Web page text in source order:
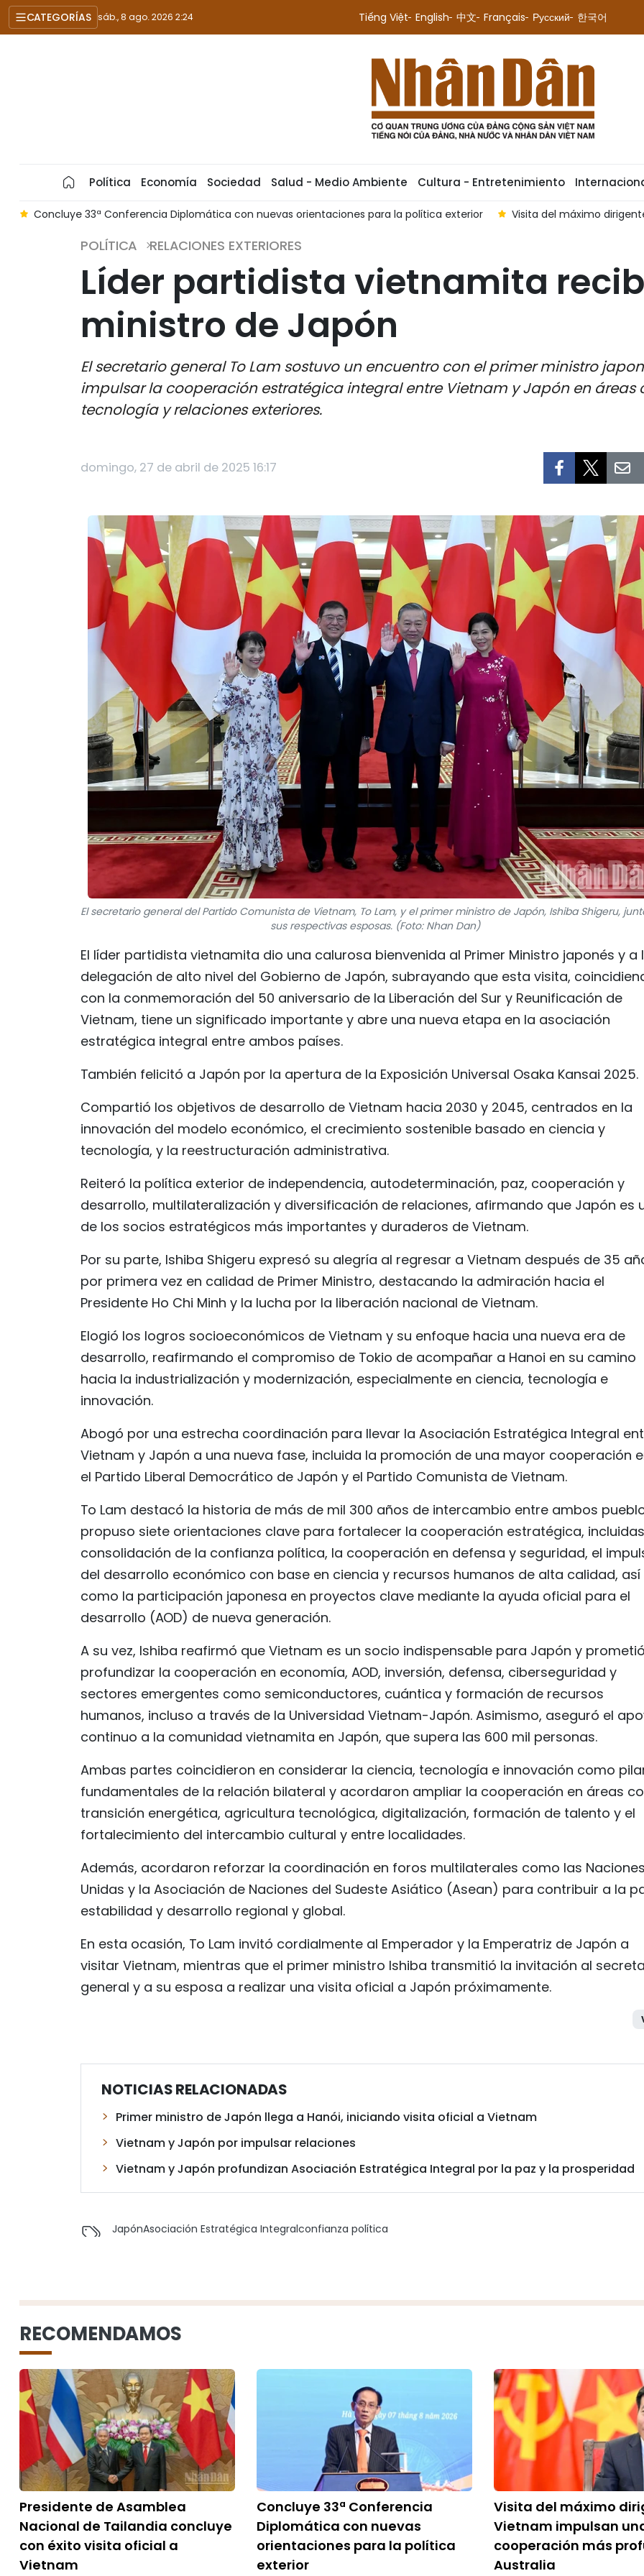
CATEGORÍAS sáb., 8 ago. 2026 2:24 Tiếng Việt English 中文 Français Русский 한국어
Política Economía Sociedad Salud - Medio Ambiente Cultura - Entretenimiento
nuevas orientaciones para la política exterior Visita del máximo dirigente de Vietnam impulsan una cooperación más
POLÍTICA RELACIONES EXTERIORES
Líder partidista vietnamita
ministro de Japón
El secretario general To Lam sostuvo un encuentro con el primer ministro
impulsar la cooperación estratégica integral entre Vietnam y Japón en
tecnología y relaciones exteriores.
domingo, 27 de abril de 2025 16:17
El secretario general del Partido Comunista de Vietnam, To Lam, y el primer ministro de Japón, Ishiba Shigeru,
sus respectivas esposas. (Foto: Nhan Dan)
El líder partidista vietnamita dio una calurosa bienvenida al Primer Ministro japonés y a
delegación de alto nivel del Gobierno de Japón, subrayando que esta visita,
con la conmemoración del 50 aniversario de la Liberación del Sur y Reunificación de
Vietnam, tiene un significado importante y abre una nueva etapa en la asociación
estratégica integral entre ambos países.
También felicitó a Japón por la apertura de la Exposición Universal Osaka Kansai 2025.
Compartió los objetivos de desarrollo de Vietnam hacia 2030 y 2045, centrados en la
innovación del modelo económico, el crecimiento sostenible basado en ciencia y
tecnología, y la reestructuración administrativa.
Reiteró la política exterior de independencia, autodeterminación, paz, cooperación y
desarrollo, multilateralización y diversificación de relaciones, afirmando que Japón es
de los socios estratégicos más importantes y duraderos de Vietnam.
Por su parte, Ishiba Shigeru expresó su alegría al regresar a Vietnam después de 35
por primera vez en calidad de Primer Ministro, destacando la admiración hacia el
Presidente Ho Chi Minh y la lucha por la liberación nacional de Vietnam.
Elogió los logros socioeconómicos de Vietnam y su enfoque hacia una nueva era de
desarrollo, reafirmando el compromiso de Tokio de acompañar a Hanoi en su camino
hacia la industrialización y modernización, especialmente en ciencia, tecnología e
innovación.
Abogó por una estrecha coordinación para llevar la Asociación Estratégica Integral
Vietnam y Japón a una nueva fase, incluida la promoción de una mayor cooperación
el Partido Liberal Democrático de Japón y el Partido Comunista de Vietnam.
To Lam destacó la historia de más de mil 300 años de intercambio entre ambos
propuso siete orientaciones clave para fortalecer la cooperación estratégica,
consolidación de la confianza política, la cooperación en defensa y seguridad, el
del desarrollo económico con base en ciencia y recursos humanos de alta calidad, así
como la participación japonesa en proyectos clave mediante la ayuda oficial para el
desarrollo (AOD) de nueva generación.
A su vez, Ishiba reafirmó que Vietnam es un socio indispensable para Japón y prometió
profundizar la cooperación en economía, AOD, inversión, defensa, ciberseguridad y
sectores emergentes como semiconductores, cuántica y formación de recursos
humanos, incluso a través de la Universidad Vietnam-Japón. Asimismo, aseguró el
continuo a la comunidad vietnamita en Japón, que supera las 600 mil personas.
Ambas partes coincidieron en considerar la ciencia, tecnología e innovación como
fundamentales de la relación bilateral y acordaron ampliar la cooperación en áreas
transición energética, agricultura tecnológica, digitalización, formación de talento y el
fortalecimiento del intercambio cultural y entre localidades.
Además, acordaron reforzar la coordinación en foros multilaterales como las Naciones
Unidas y la Asociación de Naciones del Sudeste Asiático (Asean) para contribuir a la
estabilidad y desarrollo regional y global.
En esta ocasión, To Lam invitó cordialmente al Emperador y la Emperatriz de Japón a
visitar Vietnam, mientras que el primer ministro Ishiba transmitió la invitación al
general y a su esposa a realizar una visita oficial a Japón próximamente.
NOTICIAS RELACIONADAS
Primer ministro de Japón llega a Hanói, iniciando visita oficial a Vietnam
Vietnam y Japón por impulsar relaciones
Vietnam y Japón profundizan Asociación Estratégica Integral por la paz y la prosperidad
JapónAsociación Estratégica Integralconfianza política
RECOMENDAMOS
Presidente de Asamblea
Nacional de Tailandia concluye
con éxito visita oficial a
Vietnam
Concluye 33ª Conferencia
Diplomática con nuevas
orientaciones para la política
exterior
Visita del máximo
Vietnam impulsan
cooperación más
Australia